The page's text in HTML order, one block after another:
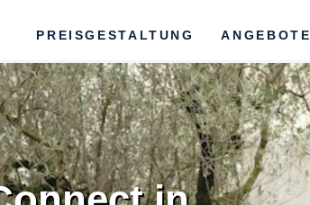
PREISGESTALTUNG ANGEBOTE